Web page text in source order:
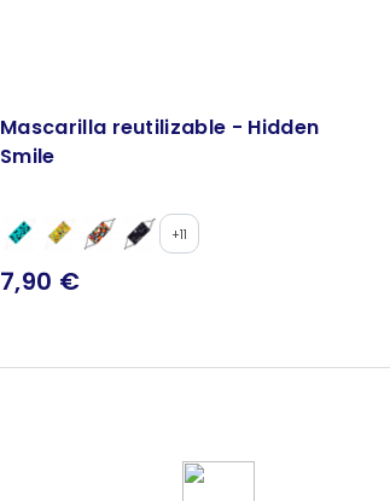
Mascarilla reutilizable - Hidden
Smile
+11
7,90 €